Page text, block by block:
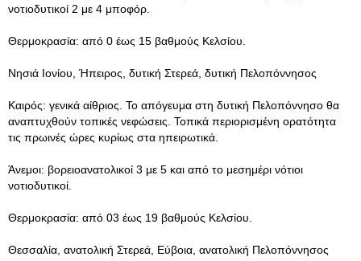
νοτιοδυτικοί 2 με 4 μποφόρ.
Θερμοκρασία: από 0 έως 15 βαθμούς Κελσίου.
Νησιά Ιονίου, Ήπειρος, δυτική Στερεά, δυτική Πελοπόννησος
Καιρός: γενικά αίθριος. Το απόγευμα στη δυτική Πελοπόννησο θα
αναπτυχθούν τοπικές νεφώσεις. Τοπικά περιορισμένη ορατότητα
τις πρωινές ώρες κυρίως στα ηπειρωτικά.
Άνεμοι: βορειοανατολικοί 3 με 5 και από το μεσημέρι νότιοι
νοτιοδυτικοί.
Θερμοκρασία: από 03 έως 19 βαθμούς Κελσίου.
Θεσσαλία, ανατολική Στερεά, Εύβοια, ανατολική Πελοπόννησος